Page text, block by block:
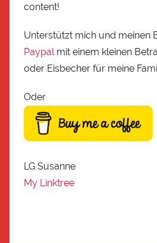
content!
Unterstützt mich und meinen
Paypalmit einem kleinen
oder Eisbecher für meine
Oder
LG Susanne
My Linktree